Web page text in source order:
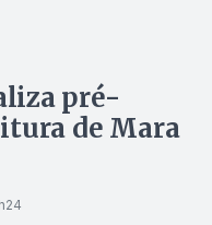
pré-
de Mara